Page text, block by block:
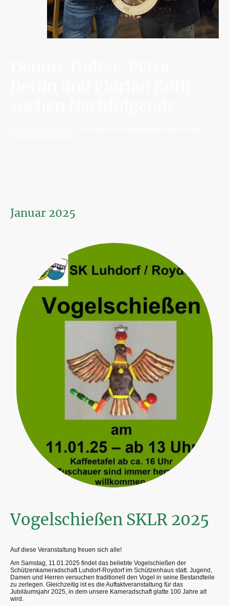
Januar 2025
Vogelschießen SKLR 2025
Auf diese Veranstaltung freuen sich alle!
Am Samstag, 11.01.2025 findet das beliebte Vogelschießen der
Schützenkameradschaft Luhdorf-Roydorf im Schützenhaus statt. Jugend,
Damen und Herren versuchen traditionell den Vogel in seine Bestandteile
zu zerlegen. Gleichzeitig ist es die Auftaktveranstaltung für das
Jubiläumsjahr 2025, in dem unsere Kameradschaft glatte 100 Jahre alt
wird.